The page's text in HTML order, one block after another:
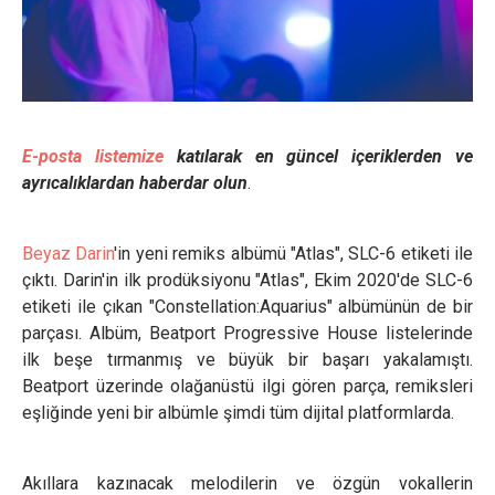
E-posta listemizekatılarak en güncel içeriklerden ve
ayrıcalıklardan haberdar olun.
Beyaz Darin'in yeni remiks albümü "Atlas", SLC-6 etiketi ile
çıktı. Darin'in ilk prodüksiyonu "Atlas", Ekim 2020'de SLC-6
etiketi ile çıkan "Constellation:Aquarius" albümünün de bir
parçası. Albüm, Beatport Progressive House listelerinde
ilk beşe tırmanmış ve büyük bir başarı yakalamıştı.
Beatport üzerinde olağanüstü ilgi gören parça, remiksleri
eşliğinde yeni bir albümle şimdi tüm dijital platformlarda.
Akıllara kazınacak melodilerin ve özgün vokallerin